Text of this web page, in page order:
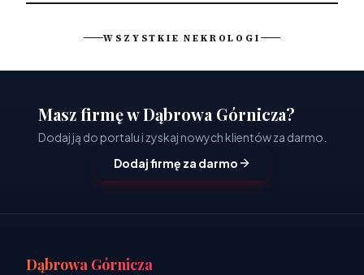
WSZYSTKIE NEKROLOGI
Masz firmę w Dąbrowa Górnicza?
Dodaj ją do portalu i zyskaj nowych klientów za darmo.
Dodaj firmę za darmo
Dąbrowa Górnicza